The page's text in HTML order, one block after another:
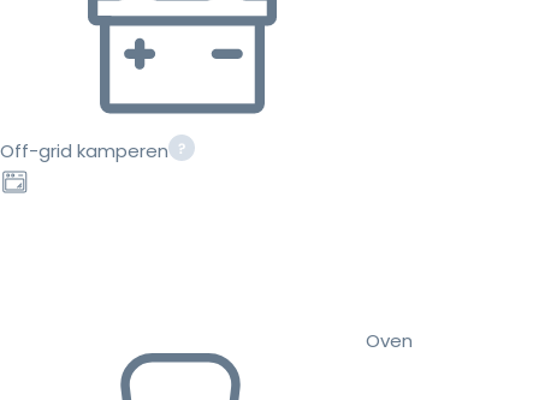
Off-grid kamperen
Oven